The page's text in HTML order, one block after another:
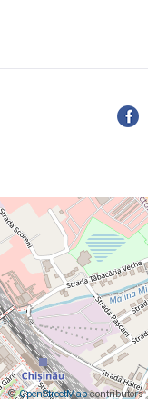
©OpenStreetMapcontributors